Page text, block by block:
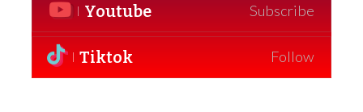
Youtube Subscribe
Tiktok Follow